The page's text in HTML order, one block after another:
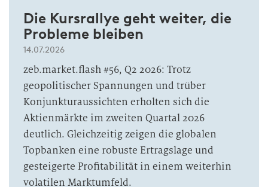
Die Kursrallye geht weiter, die
Probleme bleiben
14.07.2026
zeb.market.flash #56, Q2 2026: Trotz
geopolitischer Spannungen und trüber
Konjunkturaussichten erholten sich die
Aktienmärkte im zweiten Quartal 2026
deutlich. Gleichzeitig zeigen die globalen
Topbanken eine robuste Ertragslage und
gesteigerte Profitabilität in einem weiterhin
volatilen Marktumfeld.